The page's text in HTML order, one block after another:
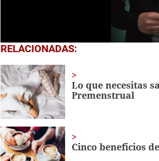
0
of
secondsVolume
0%
RELACIONADAS:
Lo que necesitas
Premenstrual
Cinco beneficios